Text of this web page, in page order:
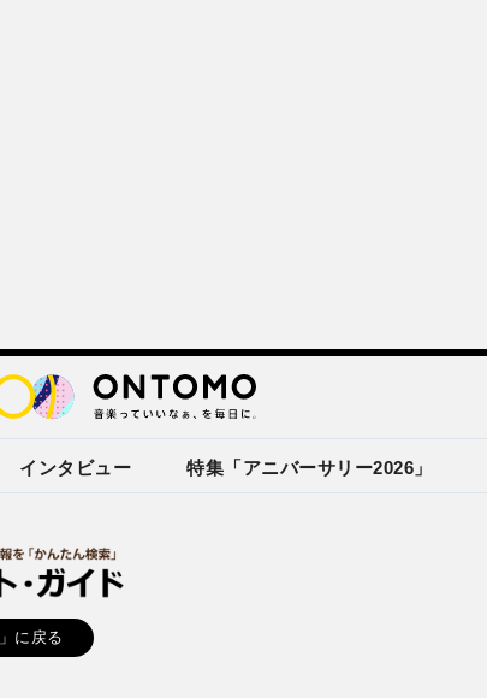
インタビュー 特集「アニバーサリー2026」
に戻る